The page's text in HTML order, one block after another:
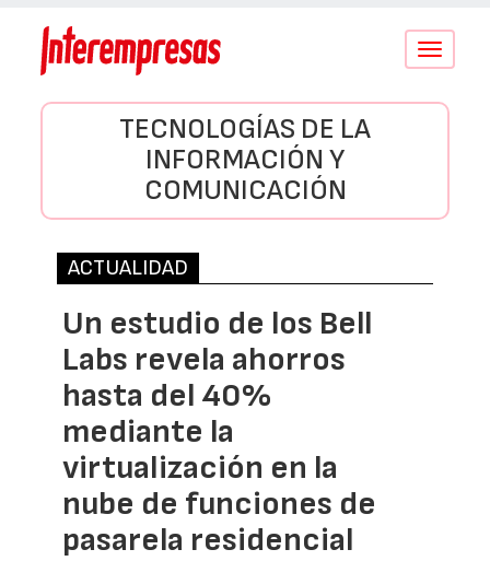
Conmutar
TECNOLOGÍAS DE LA
INFORMACIÓN Y
COMUNICACIÓN
ACTUALIDAD
Un estudio de los Bell
Labs revela ahorros
hasta del 40%
mediante la
virtualización en la
nube de funciones de
pasarela residencial